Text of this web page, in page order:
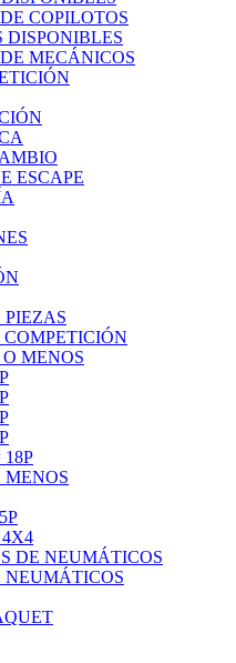
COPILOTOS
DISPONIBLES
MECÁNICOS
ESCAPE
PIEZAS
MENOS
MENOS
DE NEUMÁTICOS
NEUMÁTICOS